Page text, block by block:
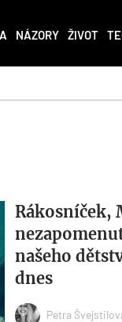
NÁZORY ŽIVOT
Rákosníček,
našeho
dnes
Petra